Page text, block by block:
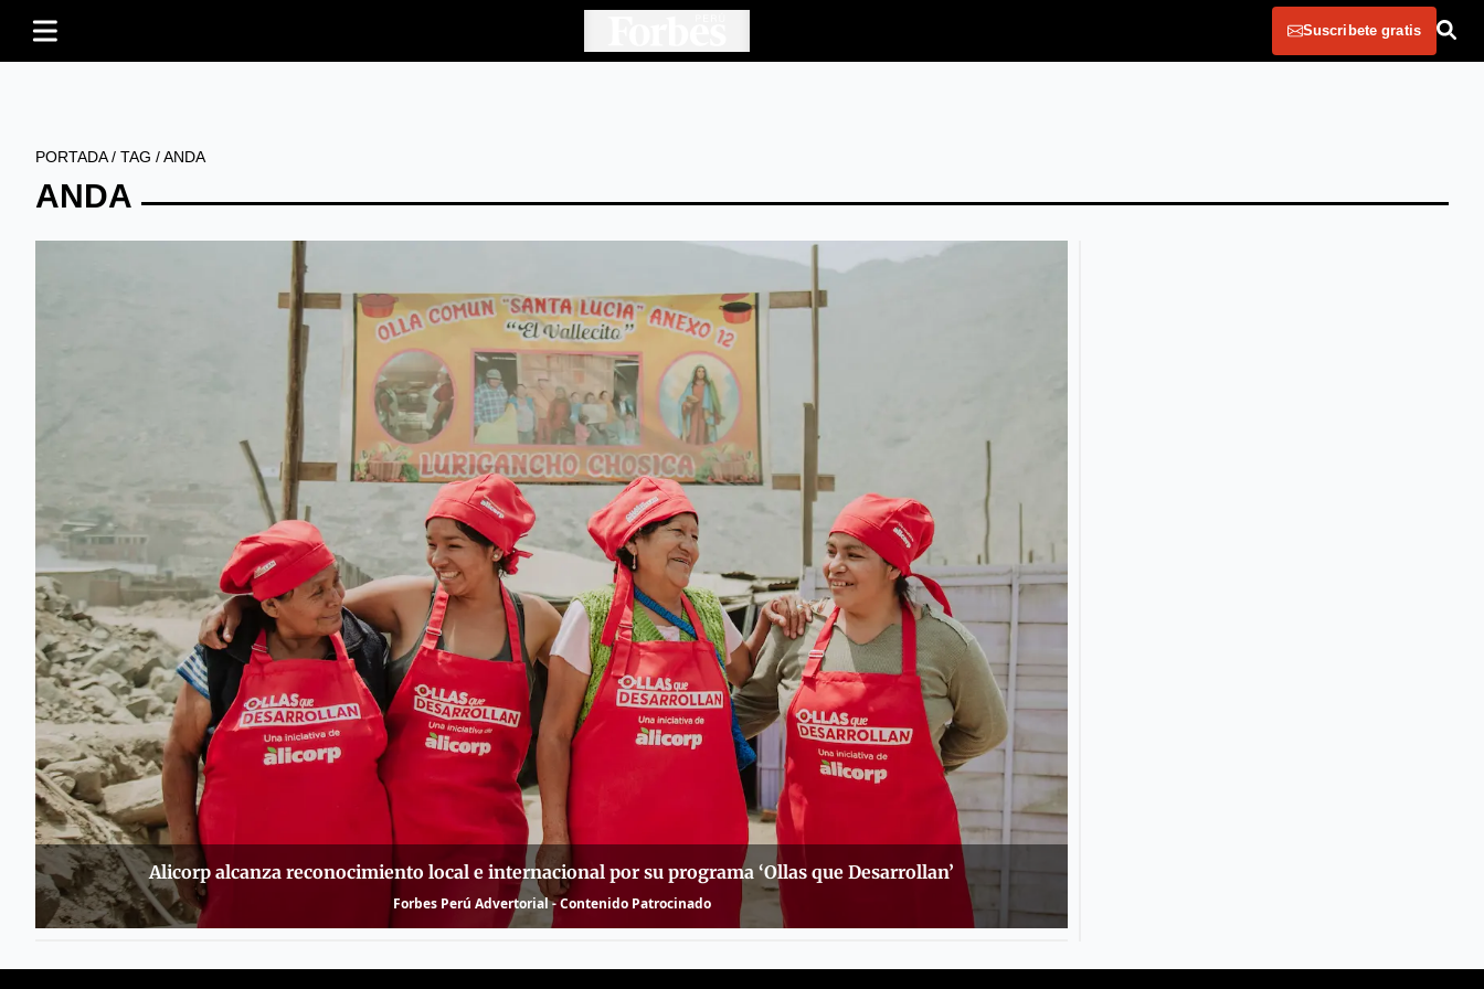
Suscribete gratis
PORTADA/ TAG /ANDA
ANDA
Alicorp alcanza reconocimiento local e internacional por su programa ‘Ollas que Desarrollan’
Forbes Perú Advertorial - Contenido Patrocinado